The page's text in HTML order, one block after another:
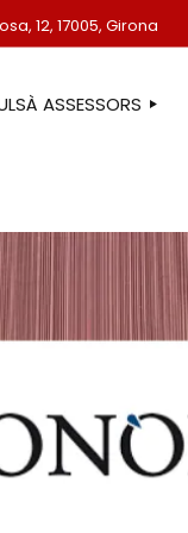
12, 17005, Girona
ASSESSORS